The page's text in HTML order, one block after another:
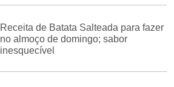
Receita de Batata Salteada para fazer
no almoço de domingo; sabor
inesquecível